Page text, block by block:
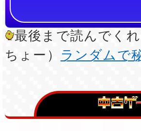
最後まで読んでく
ちょー）
ランダムで